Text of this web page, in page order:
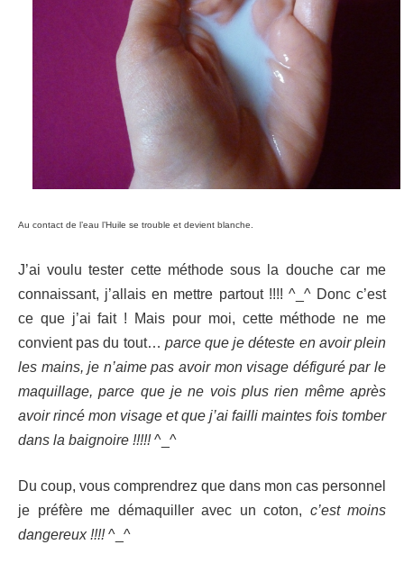
Au contact de l’eau l’Huile se trouble et devient blanche.
J’ai voulu tester cette méthode sous la douche car me
connaissant, j’allais en mettre partout !!!! ^_^ Donc c’est
ce que j’ai fait ! Mais pour moi, cette méthode ne me
convient pas du tout… parce que je déteste en avoir plein
les mains, je n’aime pas avoir mon visage défiguré par le
maquillage, parce que je ne vois plus rien même après
avoir rincé mon visage et que j’ai failli maintes fois tomber
dans la baignoire !!!!!^_^
Du coup, vous comprendrez que dans mon cas personnel
je préfère me démaquiller avec un coton, c’est moins
dangereux !!!! ^_^